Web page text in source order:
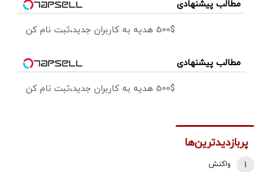
مطالب پیشنهادی
500$ هدیه به کاربران جدید،ثبت نام کن
مطالب پیشنهادی
500$ هدیه به کاربران جدید،ثبت نام کن
پربازدیدترین‌ها
واکنش 1